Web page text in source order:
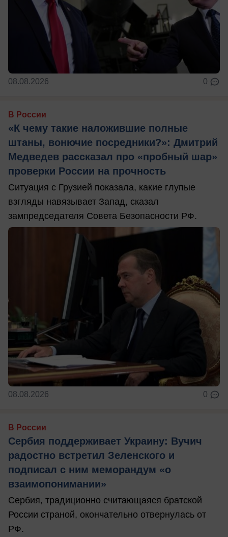
08.08.2026 0
В России
«К чему такие наложившие полные
штаны, вонючие посредники?»: Дмитрий
Медведев рассказал про «пробный шар»
проверки России на прочность
Ситуация с Грузией показала, какие глупые
взгляды навязывает Запад, сказал
зампредседателя Совета Безопасности РФ.
08.08.2026 0
В России
Сербия поддерживает Украину: Вучич
радостно встретил Зеленского и
подписал с ним меморандум «о
взаимопонимании»
Сербия, традиционно считающаяся братской
России страной, окончательно отвернулась от
РФ.